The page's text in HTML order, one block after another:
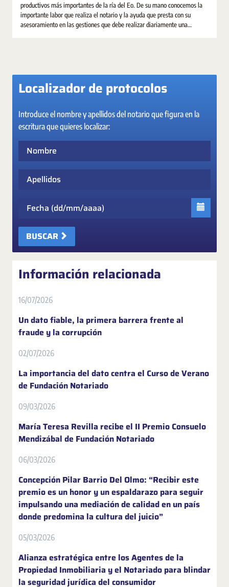
productivos más importantes de la ría del Eo. De su mano conocemos la
importante labor que realiza el notario y la ayuda que presta con su
asesoramiento en las gestiones que debe realizar diariamente una
Localizador de protocolos
Introduce el nombre y apellidos del notario que figura en la
escritura que quieres localizar:
Apellidos
BUSCAR
Información relacionada
16/07/2026
Un dato fiable, la primera barrera frente al
fraude y la corrupción
02/07/2026
La importancia del dato centra el Curso de Verano
de Fundación Notariado
09/03/2026
María Teresa Revilla recibe el II Premio Consuelo
Mendizábal de Fundación Notariado
06/03/2026
Concepción Pilar Barrio Del Olmo: “Recibir este
premio es un honor y un espaldarazo para seguir
impulsando una mediación de calidad en un país
donde predomina la cultura del juicio”
05/03/2026
Alianza estratégica entre los Agentes de la
Propiedad Inmobiliaria y el Notariado para blindar
la seguridad jurídica del consumidor